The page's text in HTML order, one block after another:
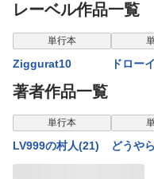
レーベル作品一覧
単行本
Ziggurat10
ドロー
無双す
著者作品一覧
単行本
LV999の村人(21)
どうや
は完全